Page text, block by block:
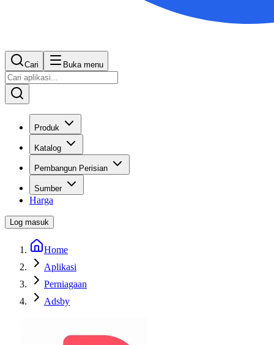
Cari Buka menu
Produk
Katalog
Pembangun Perisian
Sumber
Harga
Log masuk
Home
Aplikasi
Perniagaan
Adsby